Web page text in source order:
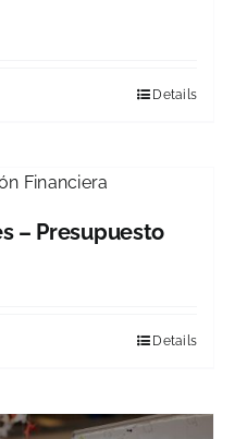
Details
– Presupuesto
Details